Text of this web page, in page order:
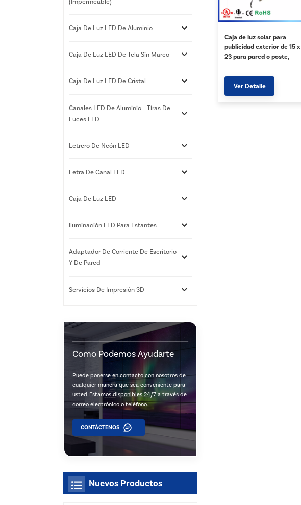
Caja de luz solar para
publicidad exterior de 15 x
23 para pared o poste,
personalizada - Plata
Ver Detalle
Caja De Luz LED De Aluminio
Caja De Luz LED De Tela Sin Marco
Caja De Luz LED De Cristal
Canales LED De Aluminio - Tiras De
Luces LED
Letrero De Neón LED
Letra De Canal LED
Caja De Luz LED
Iluminación LED Para Estantes
Adaptador De Corriente De Escritorio
Y De Pared
Servicios De Impresión 3D
Como Podemos Ayudarte
Puede ponerse en contacto con nosotros de
cualquier manera que sea conveniente para
usted. Estamos disponibles 24/7 a través de
correo electrónico o teléfono.
CONTÁCTENOS
Nuevos Productos